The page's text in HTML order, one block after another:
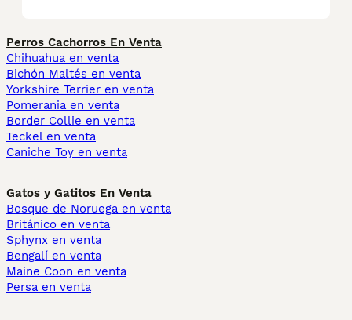
Perros Cachorros En Venta
Chihuahua en venta
Bichón Maltés en venta
Yorkshire Terrier en venta
Pomerania en venta
Border Collie en venta
Teckel en venta
Caniche Toy en venta
Gatos y Gatitos En Venta
Bosque de Noruega en venta
Británico en venta
Sphynx en venta
Bengalí en venta
Maine Coon en venta
Persa en venta